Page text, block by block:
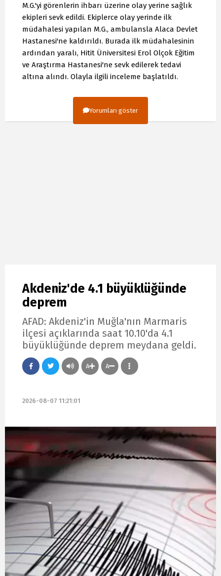
M.G.'yi görenlerin ihbarı üzerine olay yerine sağlık
ekipleri sevk edildi. Ekiplerce olay yerinde ilk
müdahalesi yapılan M.G., ambulansla Alaca Devlet
Hastanesi'ne kaldırıldı. Burada ilk müdahalesinin
ardından yaralı, Hitit Üniversitesi Erol Olçok Eğitim
ve Araştırma Hastanesi'ne sevk edilerek tedavi
altına alındı. Olayla ilgili inceleme başlatıldı.
Yorumları göster
Akdeniz'de 4.1 büyüklüğünde
deprem
AFAD: Akdeniz'in Muğla'nın Marmaris
ilçesi açıklarında saat 10.10'da 4.1
büyüklüğünde deprem meydana geldi.
A A
2026-08-07 11:21:01